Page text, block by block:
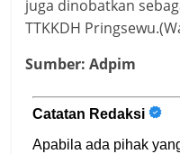
juga dinobatkan
TTKKDH
Sumber: Adpim